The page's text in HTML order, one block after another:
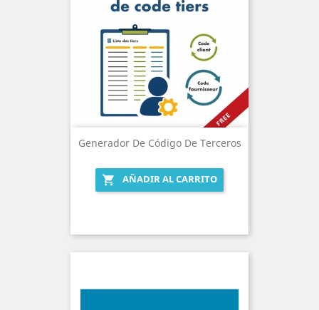
Generador De Código De Terceros
 AÑADIR AL CARRITO